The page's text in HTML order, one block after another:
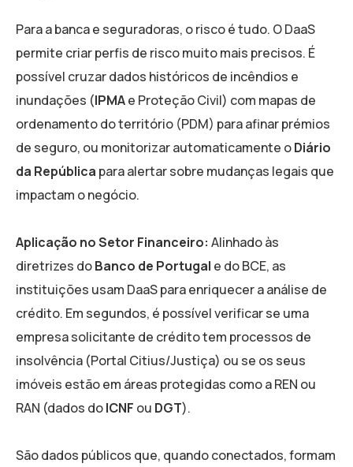
Para a banca e seguradoras, o risco é tudo. O DaaS
permite criar perfis de risco muito mais precisos. É
possível cruzar dados históricos de incêndios e
inundações (IPMAe Proteção Civil) com mapas de
ordenamento do território (PDM) para afinar prémios
de seguro, ou monitorizar automaticamente oDiário
da República para alertar sobre mudanças legais que
impactam o negócio.
Aplicação no Setor Financeiro: Alinhado às
diretrizes doBanco de Portugal e do BCE, as
instituições usam DaaS para enriquecer a análise de
crédito. Em segundos, é possível verificar se uma
empresa solicitante de crédito tem processos de
insolvência (Portal Citius/Justiça) ou se os seus
imóveis estão em áreas protegidas como a REN ou
RAN (dados doICNF ou DGT).
São dados públicos que, quando conectados, formam